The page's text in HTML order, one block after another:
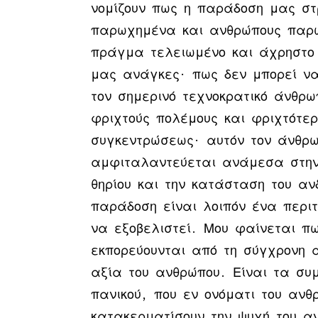
νομίζουν πως η παράδοση μας
παρωχημένα και ανθρώπους
πράγμα τελειωμένο και άχρηστο
μας ανάγκες· πως δεν μπορεί να
τον σημερινό τεχνοκρατικό
φριχτούς πολέμους και
συγκεντρώσεως· αυτόν τον
αμφιταλαντεύεται ανάμεσα
θηρίου και την κατάσταση του
παράδοση είναι λοιπόν ένα
να εξοβελιστεί. Μου φαίνεται
εκπορεύουνται από τη σύγχρονη
αξία του ανθρώπου. Είναι τα
πανικού, που εν ονόματι του